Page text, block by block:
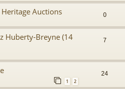
Auctions 0
Huberty-Breyne (14
7
1 2
24